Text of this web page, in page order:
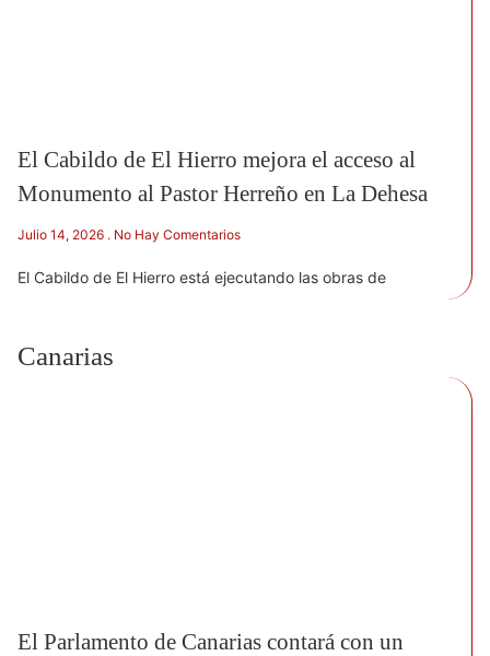
El Cabildo de El Hierro mejora el acceso al
Monumento al Pastor Herreño en La Dehesa
Julio 14, 2026 No Hay Comentarios
El Cabildo de El Hierro está ejecutando las obras de
Canarias
El Parlamento de Canarias contará con un